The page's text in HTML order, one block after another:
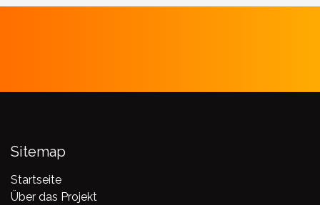
Sitemap
Startseite
Über das Projekt